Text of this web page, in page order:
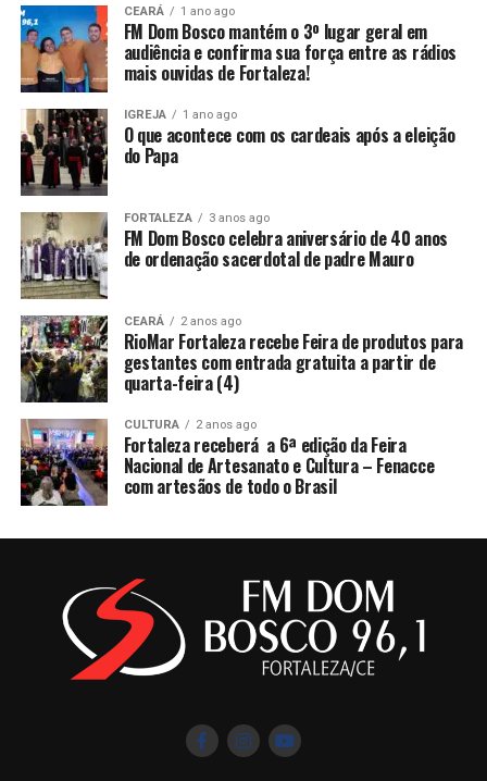
CEARÁ 1 ano ago
FM Dom Bosco mantém o 3º lugar geral em
audiência e confirma sua força entre as rádios
mais ouvidas de Fortaleza!
IGREJA 1 ano ago
O que acontece com os cardeais após a eleição
do Papa
FORTALEZA 3 anos ago
FM Dom Bosco celebra aniversário de 40 anos
de ordenação sacerdotal de padre Mauro
CEARÁ 2 anos ago
RioMar Fortaleza recebe Feira de produtos para
gestantes com entrada gratuita a partir de
quarta-feira (4)
CULTURA 2 anos ago
Fortaleza receberá a 6ª edição da Feira
Nacional de Artesanato e Cultura – Fenacce
com artesãos de todo o Brasil